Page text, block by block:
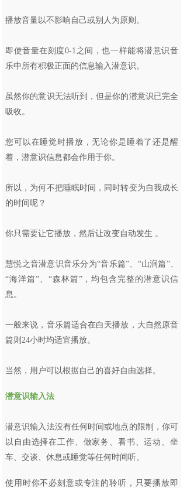
播放音量以不影响自己或别人为原则。
即使音量在刻度0-1之间，也一样能将潜意识音
乐中所有积极正面的信息输入潜意识。
虽然你的意识无法听到，但是你的潜意识已完全
吸收。
您可以在睡觉时播放，无论你是睡着了还是醒
着，潜意识信息都会作用于你。
所以，为何不把睡眠时间，同时转变为自我成长
的时间呢？
你只需要让它播放，然后让改变自动发生 。
慧悦之音潜意识音乐分为“音乐篇”、“山涧篇”、
“海洋篇”、“森林篇”，均包含完整的潜意识信
息。
一般来说，音乐篇适合在白天播放，大自然原音
篇则24小时均适宜播放。
当然，用户可以根据自己的喜好自由选择。
潜意识输入法
潜意识输入法没有任何时间或地点的限制，你可
以自由选择在工作、做家务、看书、运动、坐
车、交谈、休息或睡觉等任何时间听。
使用时你不必刻意或专注的聆听，只要播放即